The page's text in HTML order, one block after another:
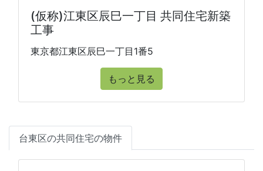
(仮称)江東区辰巳一丁目 共同住宅新築
工事
東京都江東区辰巳一丁目1番5
もっと見る
台東区の共同住宅の物件